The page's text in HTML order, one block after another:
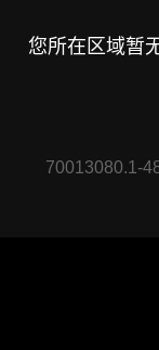
您所在区域暂
70013080.1-